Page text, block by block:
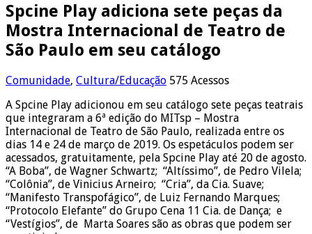
Spcine Play adiciona sete peças da
Mostra Internacional de Teatro de
São Paulo em seu catálogo
Comunidade, Cultura/Educação 575 Acessos
A Spcine Play adicionou em seu catálogo sete peças teatrais
que integraram a 6ª edição do MITsp – Mostra
Internacional de Teatro de São Paulo, realizada entre os
dias 14 e 24 de março de 2019. Os espetáculos podem ser
acessados, gratuitamente, pela Spcine Play até 20 de agosto.
“A Boba”, de Wagner Schwartz; “Altíssimo”, de Pedro Vilela;
“Colônia”, de Vinicius Arneiro; “Cria”, da Cia. Suave;
“Manifesto Transpofágico”, de Luiz Fernando Marques;
“Protocolo Elefante” do Grupo Cena 11 Cia. de Dança; e
“Vestígios”, de Marta Soares são as obras que podem ser